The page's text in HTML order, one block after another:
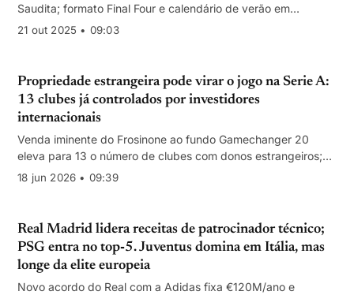
Saudita; formato Final Four e calendário de verão em
discussão no Conselho da Liga.
21 out 2025 • 09:03
Propriedade estrangeira pode virar o jogo na Serie A:
13 clubes já controlados por investidores
internacionais
Venda iminente do Frosinone ao fundo Gamechanger 20
eleva para 13 o número de clubes com donos estrangeiros;
com 14 votos, muda a correlação de forças em decisões-
18 jun 2026 • 09:39
Real Madrid lidera receitas de patrocinador técnico;
PSG entra no top‑5. Juventus domina em Itália, mas
longe da elite europeia
Novo acordo do Real com a Adidas fixa €120M/ano e